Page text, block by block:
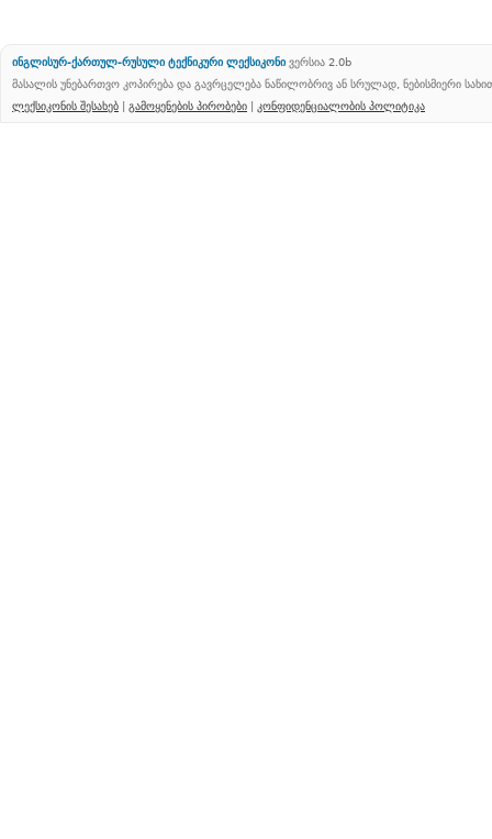
ინგლისურ-ქართულ-რუსული ტექნიკური ლექსიკონი ვერსია 2.0b
მასალის უნებართვო კოპირება და გავრცელება ნაწილობრივ ან სრულად, ნებისმიერი
ლექსიკონის შესახებ | გამოყენების პირობები | კონფიდენციალობის პოლიტიკა